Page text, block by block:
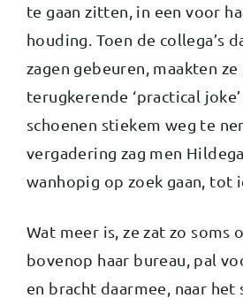
te gaan zitten, in een voor
houding. Toen de collega’s
zagen gebeuren, maakten ze
terugkerende ‘practical
schoenen stiekem weg te
vergadering zag men
wanhopig op zoek gaan, tot
Wat meer is, ze zat zo soms
bovenop haar bureau, pal
en bracht daarmee, naar het